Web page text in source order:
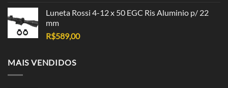
Luneta Rossi 4-12 x 50 EGC Ris Aluminio p/ 22
mm
R$589,00
MAIS VENDIDOS